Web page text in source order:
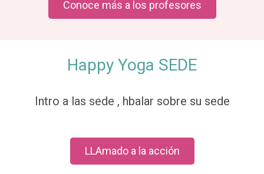
Conoce más a los profesores
Happy Yoga SEDE
Intro a las sede , hbalar sobre su sede
LLAmado a la acción